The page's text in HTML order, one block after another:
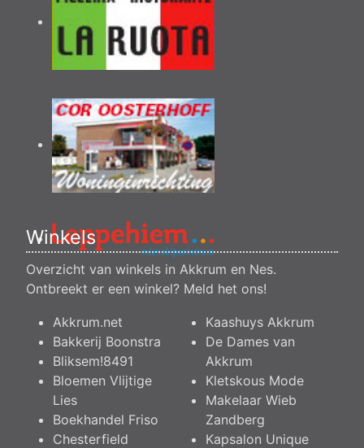
Winkels
Overzicht van winkels in Akkrum en Nes.
Ontbreekt er een winkel? Meld het ons!
Akkrum.net
Bakkerij Boonstra
Bliksem!8491
Bloemen Vlijtige
Lies
Boekhandel Friso
Chesterfield
Kaashuys Akkrum
De Dames van
Akkrum
Kletskous Mode
Makelaar Wieb
Zandberg
Kapsalon Unique